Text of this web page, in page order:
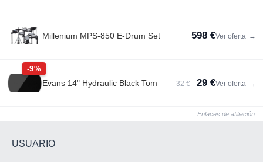
Millenium MPS-850 E-Drum Set 598 €Ver oferta →
-9%
Evans 14" Hydraulic Black Tom 32 € 29 €Ver oferta →
Enlaces de afiliación
USUARIO